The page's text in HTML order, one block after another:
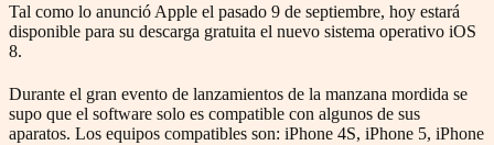
Tal como lo anunció Apple el pasado 9 de septiembre, hoy estará
disponible para su descarga gratuita el nuevo sistema operativo iOS
8.
Durante el gran evento de lanzamientos de la manzana mordida se
supo que el software solo es compatible con algunos de sus
aparatos. Los equipos compatibles son: iPhone 4S, iPhone 5, iPhone